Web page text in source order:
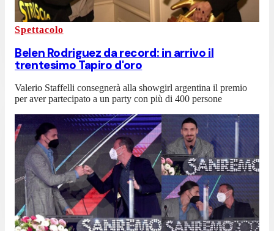
Spettacolo
Belen Rodriguez da record: in arrivo il
trentesimo Tapiro d'oro
Valerio Staffelli consegnerà alla showgirl argentina il premio
per aver partecipato a un party con più di 400 persone